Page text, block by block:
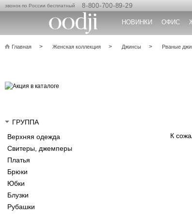
звонок по России бесплатный 8-800-700-89-29
НОВИНКИ ОФИС
Главная Женская коллекция Джинсы Рваные
ГРУППА
Верхняя одежда
Свитеры, джемперы
Платья
Брюки
Юбки
Блузки
Рубашки
К